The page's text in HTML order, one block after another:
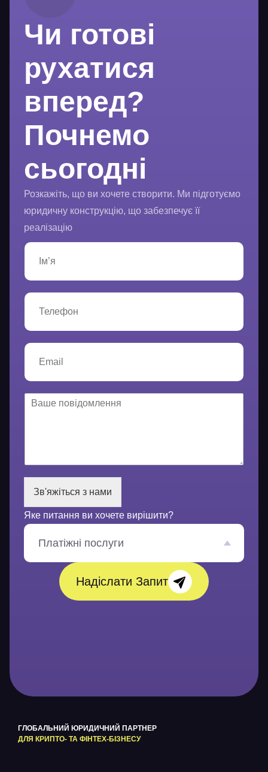
ГЛОБАЛЬНИЙ ЮРИДИЧНИЙ ПАРТНЕР
ДЛЯ КРИПТО- ТА ФІНТЕХ-БІЗНЕСУ
Чи готові
рухатися
вперед?
Почнемо
сьогодні
Розкажіть, що ви хочете створити. Ми підготуємо
юридичну конструкцію, що забезпечує її
реалізацію
І
я
*
Т
е
ф
*
E
l
о
м
л
Зв'яжіться з нами
Яке питання ви хочете вирішити?
Платіжні послуги
Надіслати Запит